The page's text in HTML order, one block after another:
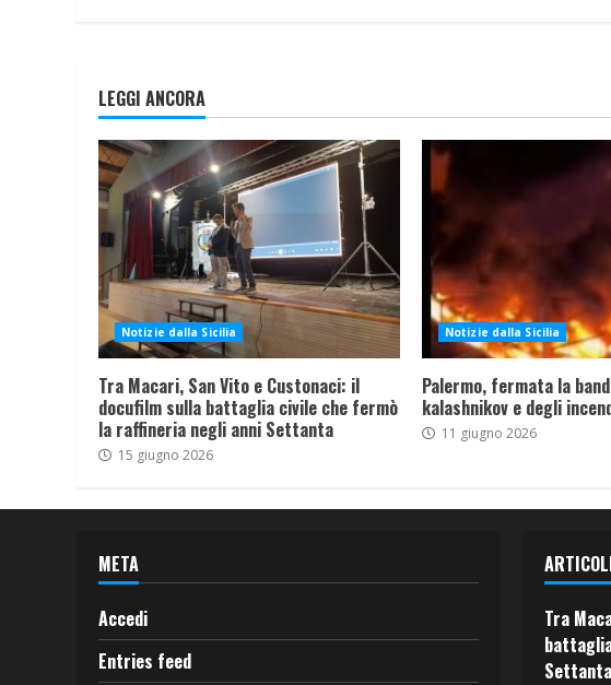
LEGGI ANCORA
Notizie dalla Sicilia
Tra Macari, San Vito e Custonaci: il
docufilm sulla battaglia civile che fermò
la raffineria negli anni Settanta
15 giugno 2026
Notizie dalla Sicilia
Palermo, fermata la
kalashnikov e degli
11 giugno 2026
META
Accedi
Entries feed
Tra
Settanta